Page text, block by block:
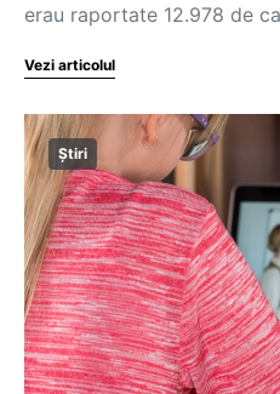
erau raportate 12.978 de
Vezi articolul
Știri